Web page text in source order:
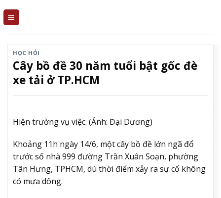
HỌC HỎI
Cây bồ đề 30 năm tuổi bật gốc đè
xe tải ở TP.HCM
Hiện trường vụ việc. (Ảnh: Đại Dương)
Khoảng 11h ngày 14/6, một cây bồ đề lớn ngã đổ
trước số nhà 999 đường Trần Xuân Soạn, phường
Tân Hưng, TPHCM, dù thời điểm xảy ra sự cố không
có mưa dông.